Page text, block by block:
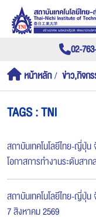
02-
หน้าหลัก ข่าว,กิจก
TAGS : TNI
สถาบันเทคโนโลยีไทย-ญี่ปุ่น
โอกาสการทำงานระดับสาก
สถาบันเทคโนโลยีไทย-ญี่ปุ่น
7 สิงหาคม 2569